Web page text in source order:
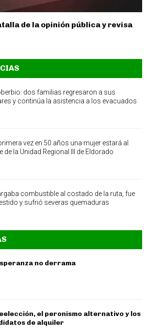
de la opinión pública y revisa
dos familias regresaron a sus
y continúa la asistencia a los evacuados
vez en 50 años una mujer estará al
de la Unidad Regional III de Eldorado
combustible al costado de la ruta, fue
y sufrió severas quemaduras
no derrama
el peronismo alternativo y los
de alquiler